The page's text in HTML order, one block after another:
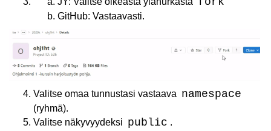
GitHub: Vastaavasti.
Valitse omaa tunnustasi vastaava namespace
(ryhmä).
Valitse näkyvyydeksi public .